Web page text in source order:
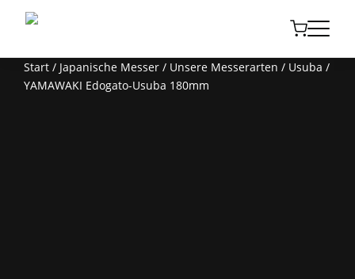
Start / Japanische Messer / Unsere Messerarten / Usuba /
YAMAWAKI Edogato-Usuba 180mm